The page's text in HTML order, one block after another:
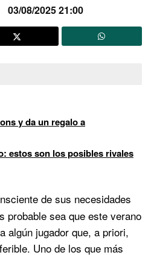
03/08/2025 21:00
y da un regalo a
estos son los posibles rivales
de sus necesidades
probable sea que este verano
algún jugador que, a priori,
Uno de los que más